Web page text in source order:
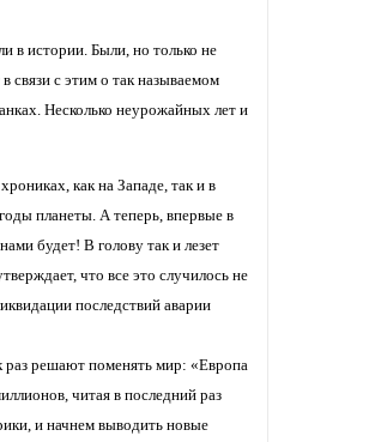
в истории. Были, но только не
связи с этим о так называемом
Несколько неурожайных лет и
как на Западе, так и в
планеты. А теперь, впервые в
будет! В голову так и лезет
что все это случилось не
последствий аварии
раз решают поменять мир: «Европа
читая в последний раз
и начнем выводить новые